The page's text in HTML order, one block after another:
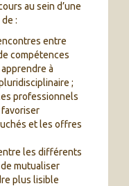
au sein d’une
:
entre
compétences
à
;
professionnels
et les offres
les différents
mutualiser
plus lisible